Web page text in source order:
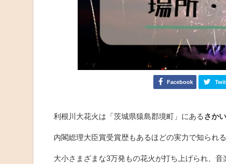
Facebook
利根川大花火は「茨城県猿島郡境町」にある さか
内閣総理大臣賞受賞歴もあるほどの実力で知られ
大小さまざまな3万発もの花火が打ち上げられ、